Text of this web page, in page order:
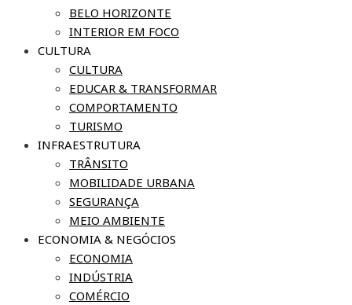
BELO HORIZONTE
INTERIOR EM FOCO
CULTURA
CULTURA
EDUCAR & TRANSFORMAR
COMPORTAMENTO
TURISMO
INFRAESTRUTURA
TRÂNSITO
MOBILIDADE URBANA
SEGURANÇA
MEIO AMBIENTE
ECONOMIA & NEGÓCIOS
ECONOMIA
INDÚSTRIA
COMÉRCIO